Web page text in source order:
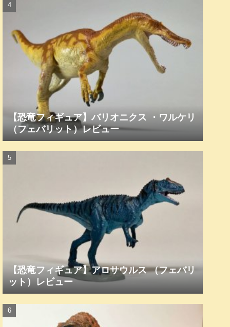
【恐竜フィギュア】バリオニクス ・ワルケリ
（フェバリット）レビュー
【恐竜フィギュア】アロサウルス （フェバリ
ット）レビュー